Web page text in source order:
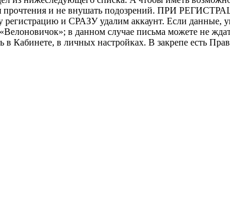
прочтения и не внушать подозрений. ПРИ
и СРАЗУ удалим аккаунт. Если данные,
в данном случае письма можете не
Кабинете, в личных настройках. В закрепе есть